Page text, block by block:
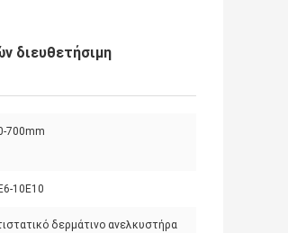
διευθετήσιμη
700mm
10E10
δερμάτινο ανελκυστήρα